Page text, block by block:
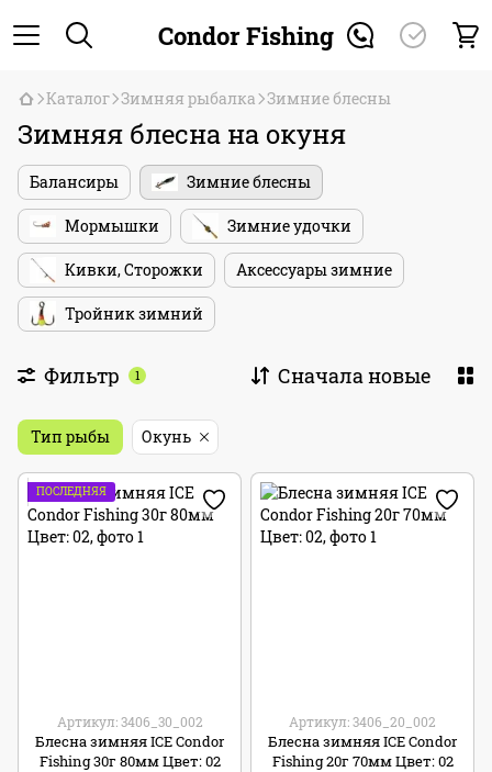
Condor Fishing
Каталог Зимняя рыбалка Зимние блесны
Зимняя блесна на окуня
Балансиры Зимние блесны
Мормышки Зимние удочки
Кивки, Сторожки Аксессуары зимние
Тройник зимний
Фильтр 1 Сначала новые
Тип рыбы Окунь
ПОСЛЕДНЯЯ
Артикул: 3406_30_002
Блесна зимняя ICE Condor
Fishing 30г 80мм Цвет: 02
Артикул: 3406_20_002
Блесна зимняя ICE Condor
Fishing 20г 70мм Цвет: 02